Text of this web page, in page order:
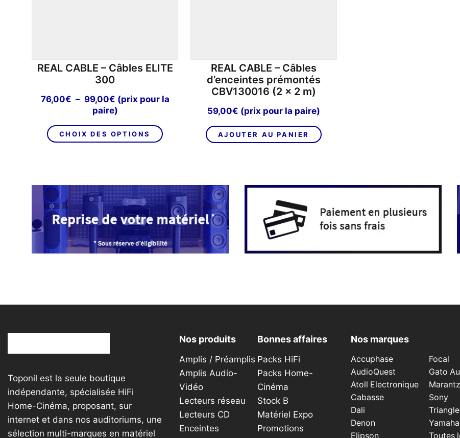
REAL CABLE – Câbles ELITE
300
76,00€ – 99,00€Plage
de
76,00€
à
(prix pour la
paire)
CHOIX DES OPTIONS
produit
Les
options
peuvent
être
choisies
sur
REAL CABLE – Câbles
d’enceintes prémontés
CBV130016 (2 x 2 m)
59,00€ (prix pour la paire)
AJOUTER AU PANIER
Toponil est la seule boutique
indépendante, spécialisée HiFi
Home-Cinéma, proposant, sur
internet et dans nos auditoriums, une
sélection multi-marques en matériel
Nos produits
Amplis / Préamplis
Amplis Audio-
Vidéo
Lecteurs réseau
Lecteurs CD
Enceintes
Bonnes affaires
Packs HiFi
Packs Home-
Cinéma
Stock B
Matériel Expo
Promotions
Nos marques
Accuphase
AudioQuest
Atoll Electronique
Cabasse
Dali
Denon
Elipson
Focal
Gato
Marantz
Sony
Triangle
Yamaha
Toutes